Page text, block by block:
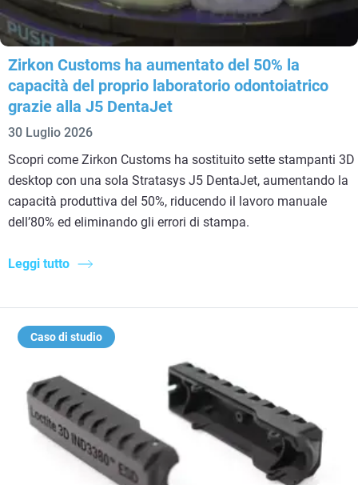
Zirkon Customs ha aumentato del 50% la
capacità del proprio laboratorio odontoiatrico
grazie alla J5 DentaJet
30 Luglio 2026
Scopri come Zirkon Customs ha sostituito sette stampanti 3D
desktop con una sola Stratasys J5 DentaJet, aumentando la
capacità produttiva del 50%, riducendo il lavoro manuale
dell’80% ed eliminando gli errori di stampa.
Leggi tutto
Caso di studio